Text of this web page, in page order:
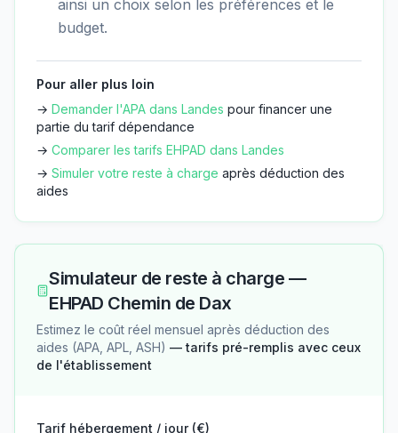
ainsi un choix selon les préférences et le
budget.
Pour aller plus loin
→ Demander l'APA dans Landes pour financer une
partie du tarif dépendance
→ Comparer les tarifs EHPAD dans Landes
→ Simuler votre reste à charge après déduction des
aides
Simulateur de reste à charge —
EHPAD Chemin de Dax
Estimez le coût réel mensuel après déduction des
aides (APA, APL, ASH) — tarifs pré-remplis avec ceux
de l'établissement
Tarif hébergement / jour (€)